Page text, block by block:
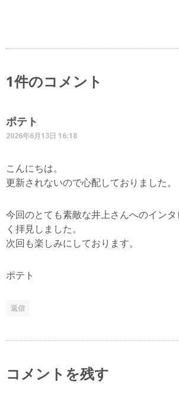
1件のコメント
ポテト
2026年6月13日 16:18
こんにちは。
更新されないので心配しておりました。
今回のとても素敵な井上さんへのイン
く拝見しました。
次回も楽しみにしております。
ポテト
返信
コメントを残す